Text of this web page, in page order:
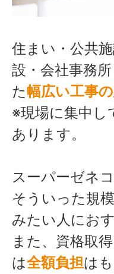
住まい・公共
設・会社事務
た幅広い工事
※現場に集中し
あります。
スーパーゼネ
そういった規
みたい人にお
また、資格取
は全額負担は